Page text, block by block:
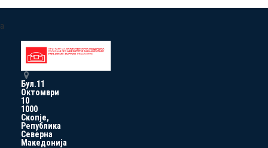
a
Бул.11
Октомври
10
1000
Скопје,
Република
Северна
Македонија